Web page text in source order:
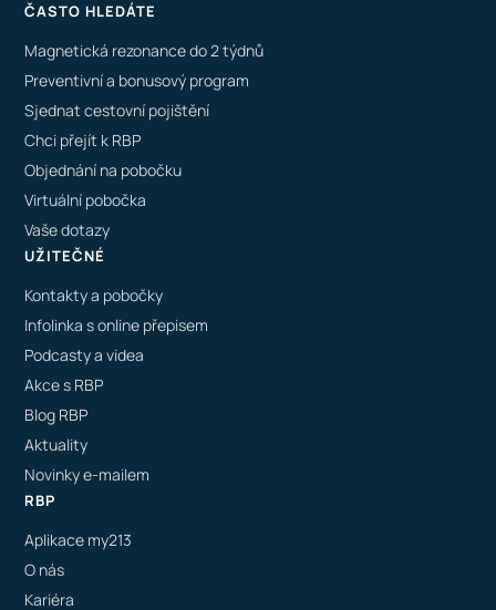
ČASTO HLEDÁTE
Magnetická rezonance do 2 týdnů
Preventivní a bonusový program
Sjednat cestovní pojištění
Chci přejít k RBP
Objednání na pobočku
Virtuální pobočka
Vaše dotazy
UŽITEČNÉ
Kontakty a pobočky
Infolinka s online přepisem
Podcasty a videa
Akce s RBP
Blog RBP
Aktuality
Novinky e-mailem
RBP
Aplikace my213
O nás
Kariéra